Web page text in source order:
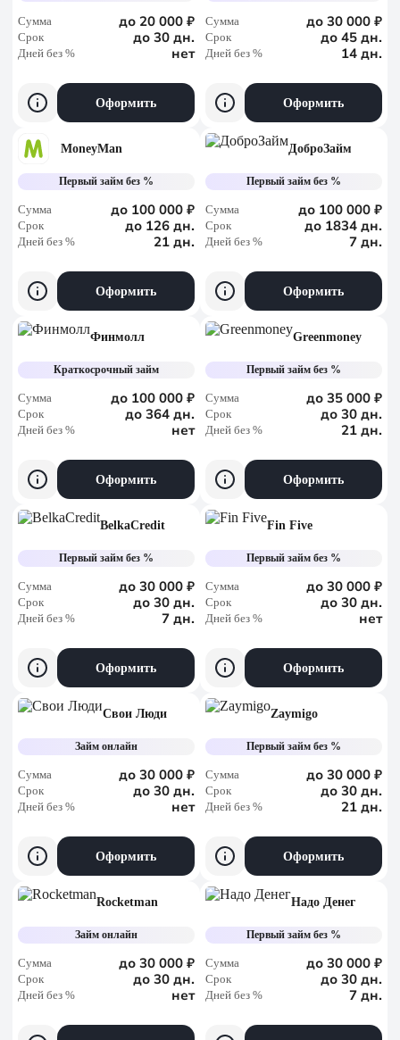
Сумма до 20 000 ₽
Срок до 30 дн.
Дней без % нет
Оформить
Сумма до 30 000 ₽
Срок до 45 дн.
Дней без % 14 дн.
Оформить
MoneyMan
Первый займ без %
Сумма до 100 000 ₽
Срок до 126 дн.
Дней без % 21 дн.
Оформить
ДоброЗайм
Первый займ без %
Сумма до 100 000 ₽
Срок до 1834 дн.
Дней без % 7 дн.
Оформить
Финмолл
Краткосрочный займ
Сумма до 100 000 ₽
Срок до 364 дн.
Дней без % нет
Оформить
Greenmoney
Первый займ без %
Сумма до 35 000 ₽
Срок до 30 дн.
Дней без % 21 дн.
Оформить
BelkaCredit
Первый займ без %
Сумма до 30 000 ₽
Срок до 30 дн.
Дней без % 7 дн.
Оформить
Fin Five
Первый займ без %
Сумма до 30 000 ₽
Срок до 30 дн.
Дней без % нет
Оформить
Свои Люди
Займ онлайн
Сумма до 30 000 ₽
Срок до 30 дн.
Дней без % нет
Оформить
Zaymigo
Первый займ без %
Сумма до 30 000 ₽
Срок до 30 дн.
Дней без % 21 дн.
Оформить
Rocketman
Займ онлайн
Сумма до 30 000 ₽
Срок до 30 дн.
Дней без % нет
Надо Денег
Первый займ без %
Сумма до 30 000 ₽
Срок до 30 дн.
Дней без % 7 дн.